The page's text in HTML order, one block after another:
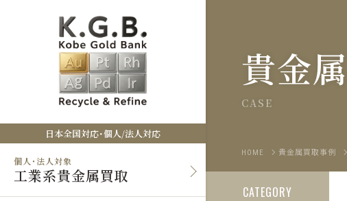
日本全国対応・個人/法人対応
個人・法人対象
工業系貴金属買取
貴金
CASE
HOME 貴金属買取事例
CATEGORY